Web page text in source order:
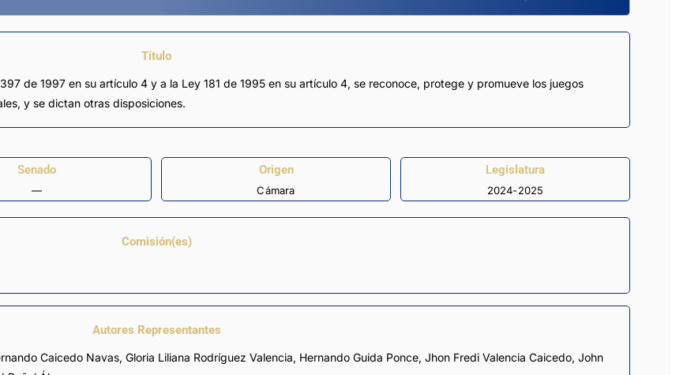
Título
de 1997 en su artículo 4 y a la Ley 181 de 1995 en su artículo 4, se reconoce, protege y promueve los juegos
y se dictan otras disposiciones.
Senado
—
Origen
Cámara
Legislatura
2024-2025
Comisión(es)
Autores Representantes
Caicedo Navas, Gloria Liliana Rodríguez Valencia, Hernando Guida Ponce, Jhon Fredi Valencia Caicedo, John